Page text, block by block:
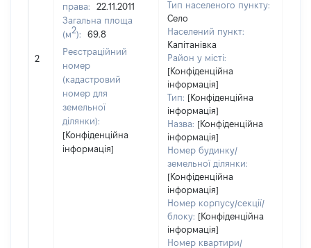
2
права:
22.11.2011
Загальна площа
(м2):
69.8
Реєстраційний
номер
(кадастровий
номер для
земельної
ділянки):
[Конфіденційна
інформація]
Тип населеного пункту:
Село
Населений пункт:
Капітанівка
Район у місті:
[Конфіденційна
інформація]
Тип: [Конфіденційна
інформація]
Назва: [Конфіденційна
інформація]
Номер будинку/
земельної ділянки:
[Конфіденційна
інформація]
Номер корпусу/секції/
блоку: [Конфіденційна
інформація]
Номер квартири/